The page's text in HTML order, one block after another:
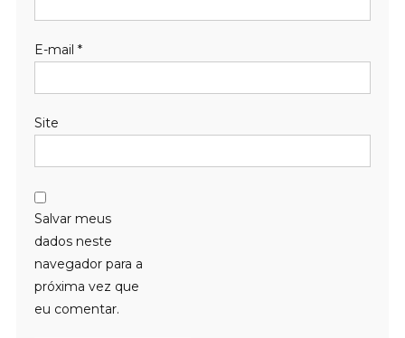
E-mail *
Site
Salvar meus
dados neste
navegador para a
próxima vez que
eu comentar.